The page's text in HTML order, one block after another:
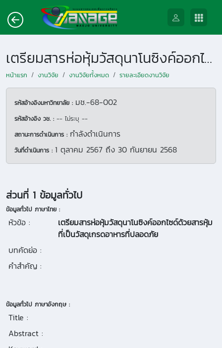
เตรียมสารห่อหุ้มวัสดุนาโนซิงค์ออกไซด์ด้วยสารหุ้มที่เป็นวัสดุเกรดอาหารที่ปลอดภัย
หน้าแรก งานวิจัย งานวิจัยทั้งหมด รายละเอียดงานวิจัย
รหัสอ้างอิงมหาวิทยาลัย : มช.-68-002
รหัสอ้างอิง วช. : -- ไม่ระบุ --
สถานะการดำเนินการ : กำลังดำเนินการ
วันที่ดำเนินการ : 1 ตุลาคม 2567 ถึง 30 กันยายน 2568
ส่วนที่ 1 ข้อมูลทั่วไป
ข้อมูลทั่วไป ภาษาไทย :
หัวข้อ :
เตรียมสารห่อหุ้มวัสดุนาโนซิงค์ออกไซด์ด้วยสารหุ้ม
ที่เป็นวัสดุเกรดอาหารที่ปลอดภัย
บทคัดย่อ :
คำสำคัญ :
ข้อมูลทั่วไป ภาษาอังกฤษ :
Title :
Abstract :